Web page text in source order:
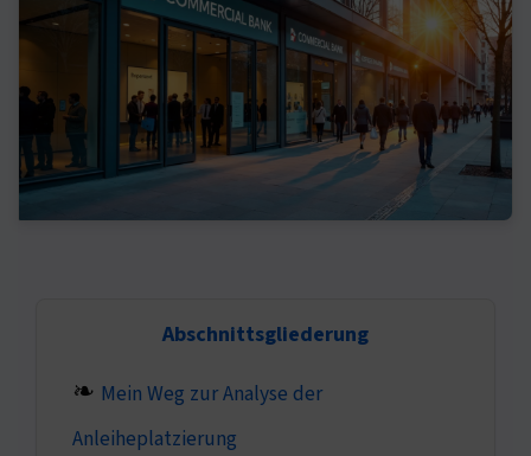
Abschnittsgliederung
Mein Weg zur Analyse der
Anleiheplatzierung